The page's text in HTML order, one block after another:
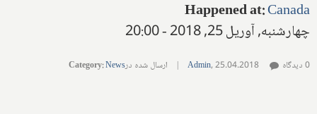
Happened at:Canada
چهارشنبه, آوریل 25, 2018 - 20:00
Admin,25.04.2018
| ارسال شده در Category:News 0 دیدگاه